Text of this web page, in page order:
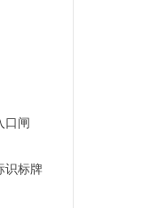
口闸
识标牌